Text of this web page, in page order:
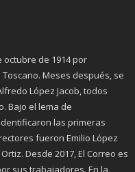
octubre de 1914 por
Meses después, se
López Jacob, todos
Bajo el lema de
las primeras
fueron Emilio López
Desde 2017, El Correo es
sus trabajadores. En la